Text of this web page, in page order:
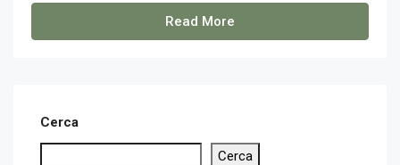
Read More
Cerca
Cerca